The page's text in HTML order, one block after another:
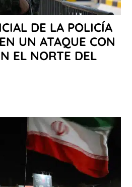
DE LA POLICÍA
UN ATAQUE CON
EL NORTE DEL